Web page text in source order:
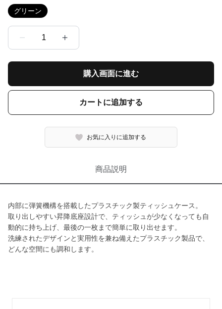
グリーン
1
購入画面に進む
カートに追加する
お気に入りに追加する
商品説明
内部に弾簧機構を搭載したプラスチック製ティッシュケース。
取り出しやすい昇降底座設計で、ティッシュが少なくなっても自
動的に持ち上げ、最後の一枚まで簡単に取り出せます。
洗練されたデザインと実用性を兼ね備えたプラスチック製品で、
どんな空間にも調和します。